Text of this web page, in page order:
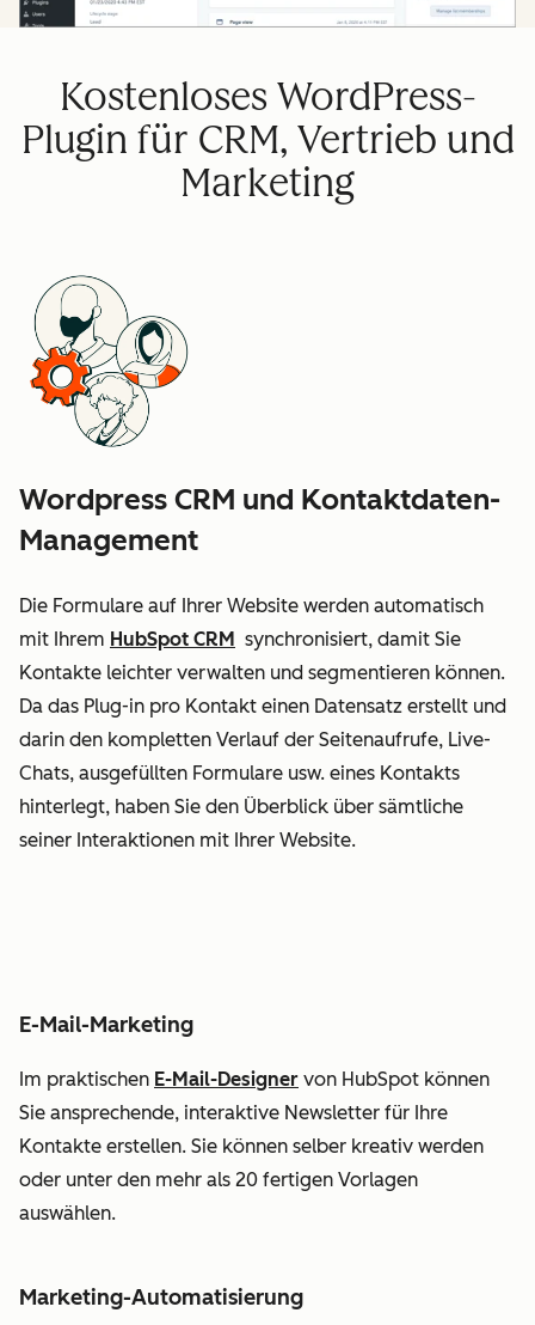
Kostenloses WordPress-
Plugin für CRM, Vertrieb und
Marketing
Wordpress CRM und Kontaktdaten-
Management
Die Formulare auf Ihrer Website werden automatisch
mit Ihrem HubSpot CRM synchronisiert, damit Sie
Kontakte leichter verwalten und segmentieren können.
Da das Plug-in pro Kontakt einen Datensatz erstellt und
darin den kompletten Verlauf der Seitenaufrufe, Live-
Chats, ausgefüllten Formulare usw. eines Kontakts
hinterlegt, haben Sie den Überblick über sämtliche
seiner Interaktionen mit Ihrer Website.
E-Mail-Marketing
Im praktischen E-Mail-Designer von HubSpot können
Sie ansprechende, interaktive Newsletter für Ihre
Kontakte erstellen. Sie können selber kreativ werden
oder unter den mehr als 20 fertigen Vorlagen
auswählen.
Marketing-Automatisierung